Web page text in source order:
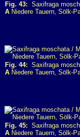
Fig. 43: Saxifraga
A Niedere Tauern, Sölk-
Fig. 44: Saxifraga
A Niedere Tauern, Sölk-
Fig. 45: Saxifraga
A Niedere Tauern, Sölk-